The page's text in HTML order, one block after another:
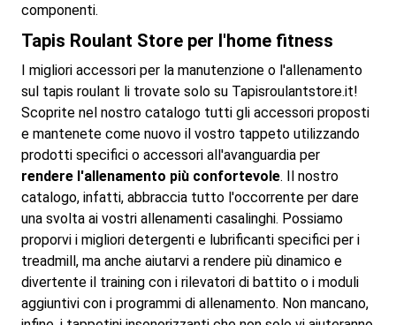
componenti.
Tapis Roulant Store per l'home fitness
I migliori accessori per la manutenzione o l'allenamento
sul tapis roulant li trovate solo su Tapisroulantstore.it!
Scoprite nel nostro catalogo tutti gli accessori proposti
e mantenete come nuovo il vostro tappeto utilizzando
prodotti specifici o accessori all'avanguardia per
rendere l'allenamento più confortevole. Il nostro
catalogo, infatti, abbraccia tutto l'occorrente per dare
una svolta ai vostri allenamenti casalinghi. Possiamo
proporvi i migliori detergenti e lubrificanti specifici per i
treadmill, ma anche aiutarvi a rendere più dinamico e
divertente il training con i rilevatori di battito o i moduli
aggiuntivi con i programmi di allenamento. Non mancano,